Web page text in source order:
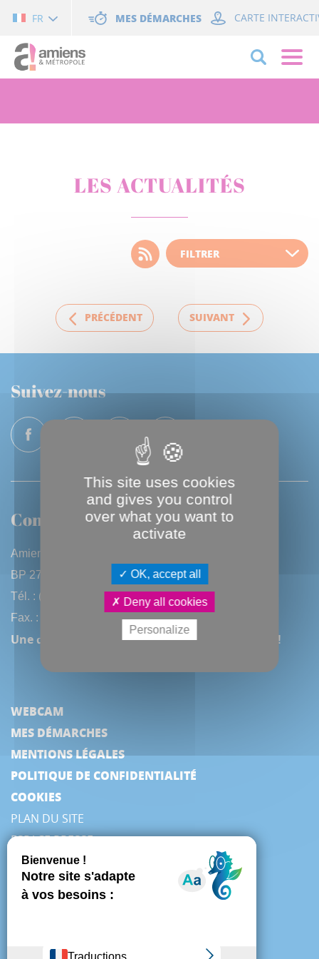
FR MES DÉMARCHES CARTE
LES ACTUALITÉS
Choisissez votre filtre
d'actualité
PRÉCÉDENT SUIVANT
Suivez-nous
Contactez-nous
Amiens Métropole
BP 2720 - 80027 Amiens CEDEX
Tél. : (33) 3 22 97 40 40
Fax. : (33) 3 22 97 42 53
Une question, une remarque ? Contactez-nous !
WEBCAM
MES DÉMARCHES
MENTIONS LÉGALES
POLITIQUE DE CONFIDENTIALITÉ
COOKIES
PLAN DU SITE
ESPACE PRESSE
This site uses cookies
and gives you control
over what you want to
activate
OK, accept all
Deny all cookies
Personalize